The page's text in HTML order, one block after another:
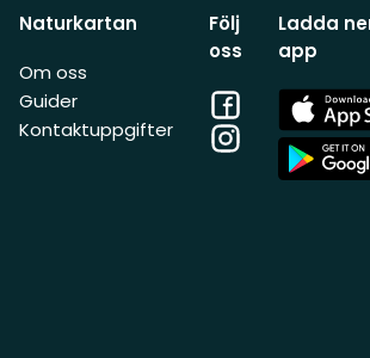
Naturkartan
Om oss
Guider
Kontaktuppgifter
Följ
oss
Facebook
Instagram
Ladda
app
App
Store
App
Store